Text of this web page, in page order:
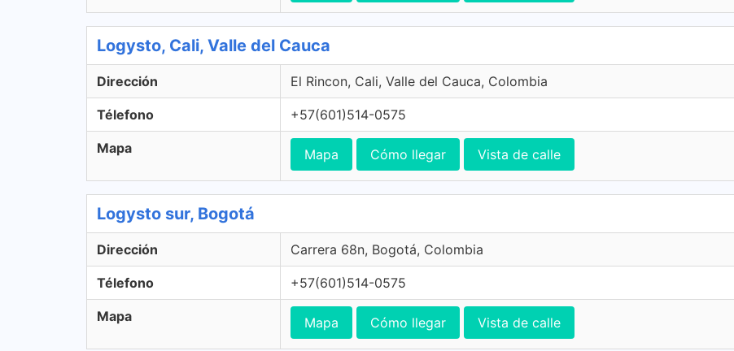
Logysto, Cali, Valle del Cauca
Dirección El Rincon, Cali, Valle del Cauca, Colombia
Télefono +57(601)514-0575
Mapa Mapa Cómo llegar Vista de calle
Logysto sur, Bogotá
Dirección Carrera 68n, Bogotá, Colombia
Télefono +57(601)514-0575
Mapa Mapa Cómo llegar Vista de calle